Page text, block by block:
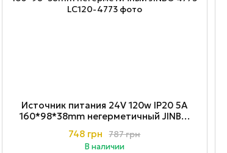
Источник питания 24V 120w ІР20 5A
160*98*38mm негерметичный JINBO
787 грн
748 грн
В наличии